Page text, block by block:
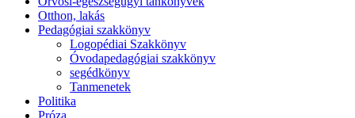
Otthon, lakás
Pedagógiai szakkönyv
Logopédiai Szakkönyv
Óvodapedagógiai szakkönyv
segédkönyv
Tanmenetek
Politika
Próza